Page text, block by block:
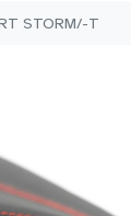
STORM/-T